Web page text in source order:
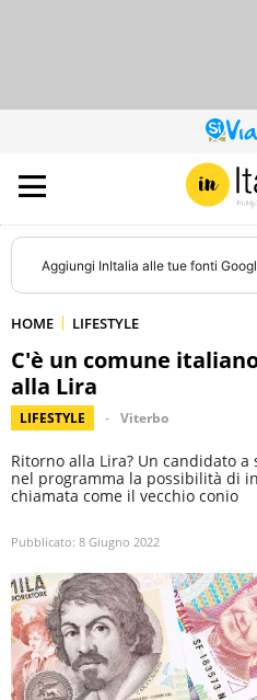
DI
Aggiungi InItalia alle tue fonti
HOME LIFESTYLE
C'è un comune
alla Lira
LIFESTYLE Viterbo
Ritorno alla Lira? Un candidato
nel programma la possibilità di
chiamata come il vecchio conio
Pubblicato: 8 Giugno 2022